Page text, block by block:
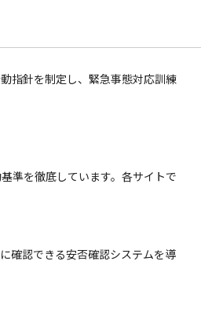
指針を制定し、緊急事態対応訓練
準を徹底しています。各サイトで
確認できる安否確認システムを導